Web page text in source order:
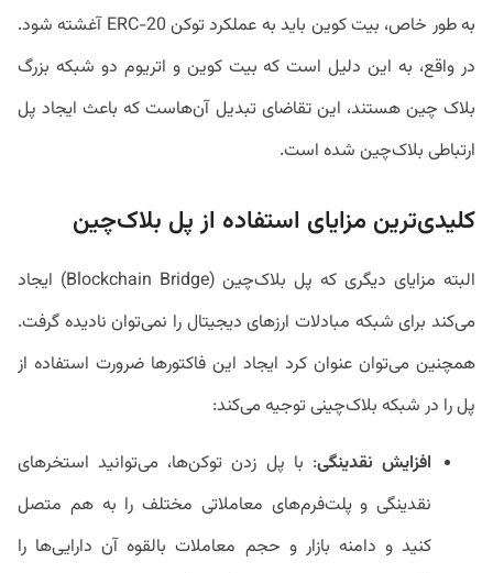
به طور خاص، بیت کوین باید به عملکرد توکن ERC-20 آغشته شود.
در واقع، به این دلیل است که بیت کوین و اتریوم دو شبکه بزرگ
بلاک چین هستند، این تقاضای تبدیل آن‌هاست که باعث ایجاد پل
ارتباطی بلاک‌چین شده است.
کلیدی‌ترین مزایای استفاده از پل بلاک‌چین
البته مزایای دیگری که پل بلاک‌چین (Blockchain Bridge) ایجاد
می‌کند برای شبکه مبادلات ارزهای دیجیتال را نمی‌توان نادیده گرفت.
همچنین می‌توان عنوان کرد ایجاد این فاکتورها ضرورت استفاده از
پل را در شبکه بلاک‌چینی توجیه می‌کند:
افزایش نقدینگی: با پل زدن توکن‌ها، می‌توانید استخرهای
نقدینگی و پلت‌فرم‌های معاملاتی مختلف را به هم متصل
کنید و دامنه بازار و حجم معاملات بالقوه آن دارایی‌ها را